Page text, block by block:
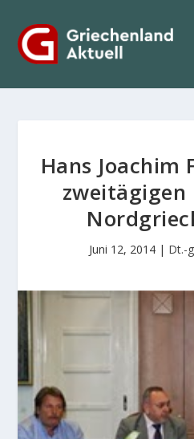
Hans Joachim
zweitägigen
Juni 12, 2014| Dt.-